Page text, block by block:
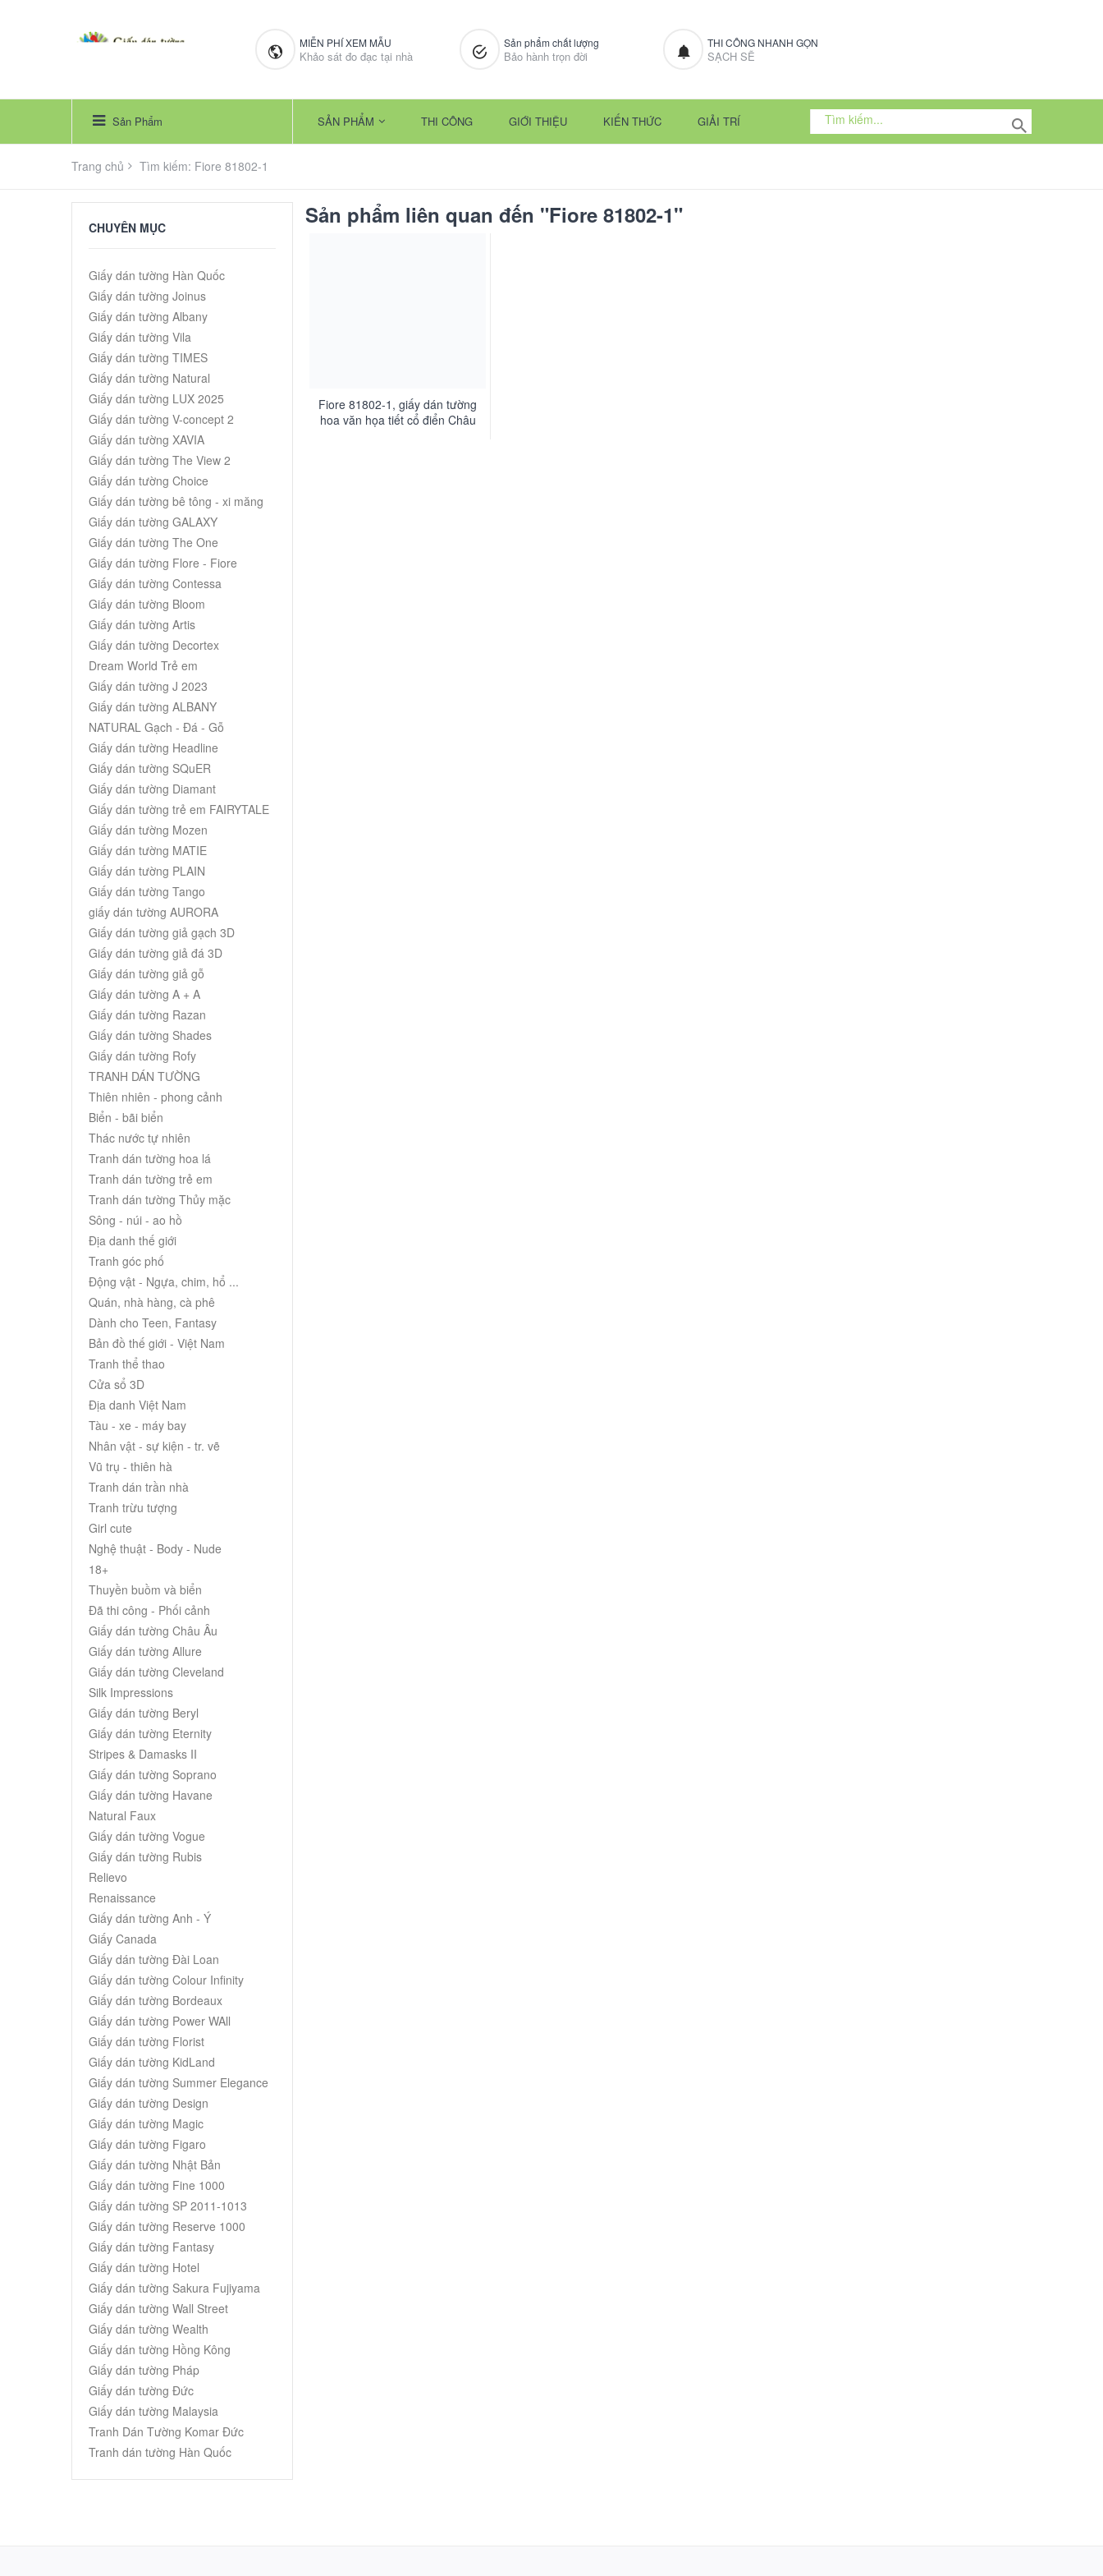
MIỄN PHÍ XEM MẪU
Khảo sát đo đạc tại nhà
Sản phẩm chất lượng
Bảo hành trọn đời
THI CÔNG NHANH GỌN
SẠCH SẼ
Sản Phẩm SẢN PHẨM THI CÔNG GIỚI THIỆU KIẾN THỨC GIẢI TRÍ
Trang chủ Tìm kiếm: Fiore 81802-1
CHUYÊN MỤC
Giấy dán tường Hàn Quốc
Giấy dán tường Joinus
Giấy dán tường Albany
Giấy dán tường Vila
Giấy dán tường TIMES
Giấy dán tường Natural
Giấy dán tường LUX 2025
Giấy dán tường V-concept 2
Giấy dán tường XAVIA
Giấy dán tường The View 2
Giấy dán tường Choice
Giấy dán tường bê tông - xi măng
Giấy dán tường GALAXY
Giấy dán tường The One
Giấy dán tường Flore - Fiore
Giấy dán tường Contessa
Giấy dán tường Bloom
Giấy dán tường Artis
Giấy dán tường Decortex
Dream World Trẻ em
Giấy dán tường J 2023
Giấy dán tường ALBANY
NATURAL Gạch - Đá - Gỗ
Giấy dán tường Headline
Giấy dán tường SQuER
Giấy dán tường Diamant
Giấy dán tường trẻ em FAIRYTALE
Giấy dán tường Mozen
Giấy dán tường MATIE
Giấy dán tường PLAIN
Giấy dán tường Tango
giấy dán tường AURORA
Giấy dán tường giả gạch 3D
Giấy dán tường giả đá 3D
Giấy dán tường giả gỗ
Giấy dán tường A + A
Giấy dán tường Razan
Giấy dán tường Shades
Giấy dán tường Rofy
TRANH DÁN TƯỜNG
Thiên nhiên - phong cảnh
Biển - bãi biển
Thác nước tự nhiên
Tranh dán tường hoa lá
Tranh dán tường trẻ em
Tranh dán tường Thủy mặc
Sông - núi - ao hồ
Địa danh thế giới
Tranh góc phố
Động vật - Ngựa, chim, hổ ...
Quán, nhà hàng, cà phê
Dành cho Teen, Fantasy
Bản đồ thế giới - Việt Nam
Tranh thể thao
Cửa sổ 3D
Địa danh Việt Nam
Tàu - xe - máy bay
Nhân vật - sự kiện - tr. vẽ
Vũ trụ - thiên hà
Tranh dán trần nhà
Tranh trừu tượng
Girl cute
Nghệ thuật - Body - Nude
18+
Thuyền buồm và biển
Đã thi công - Phối cảnh
Giấy dán tường Châu Âu
Giấy dán tường Allure
Giấy dán tường Cleveland
Silk Impressions
Giấy dán tường Beryl
Giấy dán tường Eternity
Stripes & Damasks II
Giấy dán tường Soprano
Giấy dán tường Havane
Natural Faux
Giấy dán tường Vogue
Giấy dán tường Rubis
Relievo
Renaissance
Giấy dán tường Anh - Ý
Giấy Canada
Giấy dán tường Đài Loan
Giấy dán tường Colour Infinity
Giấy dán tường Bordeaux
Giấy dán tường Power WAll
Giấy dán tường Florist
Giấy dán tường KidLand
Giấy dán tường Summer Elegance
Giấy dán tường Design
Giấy dán tường Magic
Giấy dán tường Figaro
Giấy dán tường Nhật Bản
Giấy dán tường Fine 1000
Giấy dán tường SP 2011-1013
Giấy dán tường Reserve 1000
Giấy dán tường Fantasy
Giấy dán tường Hotel
Giấy dán tường Sakura Fujiyama
Giấy dán tường Wall Street
Giấy dán tường Wealth
Giấy dán tường Hồng Kông
Giấy dán tường Pháp
Giấy dán tường Đức
Giấy dán tường Malaysia
Tranh Dán Tường Komar Đức
Tranh dán tường Hàn Quốc
Sản phẩm liên quan đến "Fiore 81802-1"
Fiore 81802-1, giấy dán tường
hoa văn họa tiết cổ điển Châu